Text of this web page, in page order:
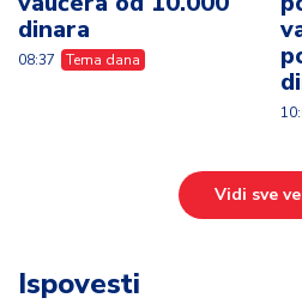
dinara
08:37 Tema dana
Vidi sve
Ispovesti